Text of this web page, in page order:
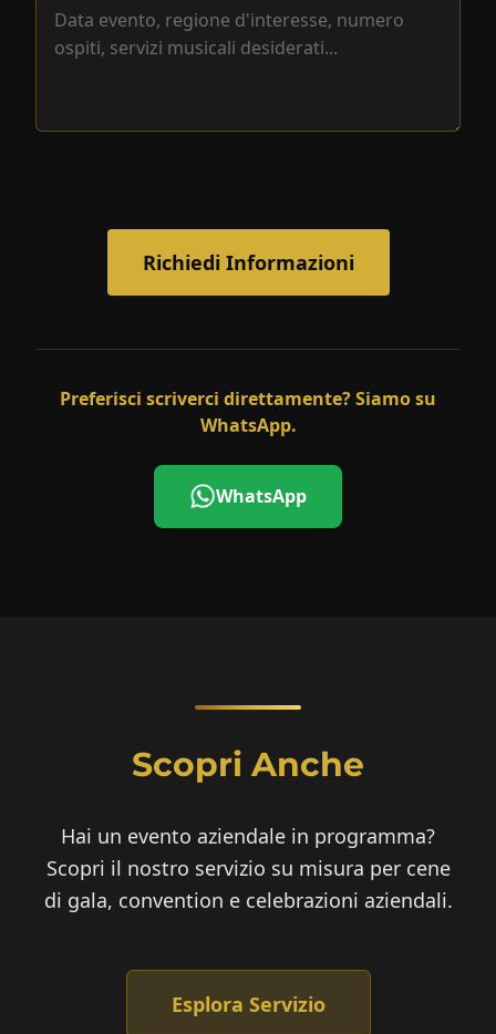
Richiedi Informazioni
Preferisci scriverci direttamente? Siamo su
WhatsApp.
WhatsApp
Scopri Anche
Hai un evento aziendale in programma?
Scopri il nostro servizio su misura per cene
di gala, convention e celebrazioni aziendali.
Esplora Servizio